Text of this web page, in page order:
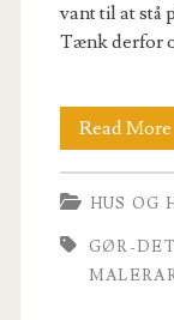
vant til at stå
Tænk derfor
Read More
HUS OG
GØR-